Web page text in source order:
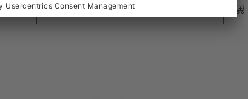
in den Warenkorb